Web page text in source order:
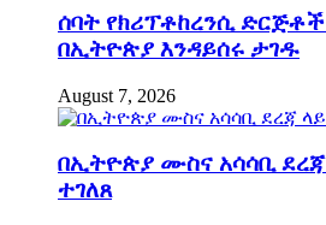
ሰባት የክሪፕቶከረንሲ
በኢትዮጵያ እንዳይሰሩ ታገዱ
August 7, 2026
በኢትዮጵያ ሙስና አሳሳቢ
ተገለጸ